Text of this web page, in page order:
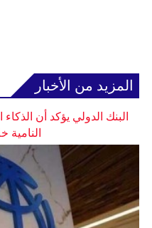
المزيد من الأخبار
البنك الدولي يؤكد أن
النامية